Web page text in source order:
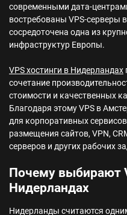
современными дата-
востребованы VPS-серверы
сосредоточена одна из
инфраструктур Европы.
VPS хостинги в Нидерландах
сочетание
стоимости и качественных
Благодаря этому VPS в
для корпоративных
размещения сайтов, VPN,
серверов и других рабочих
Почему выбирают
Нидерландах
Нидерланды считаются